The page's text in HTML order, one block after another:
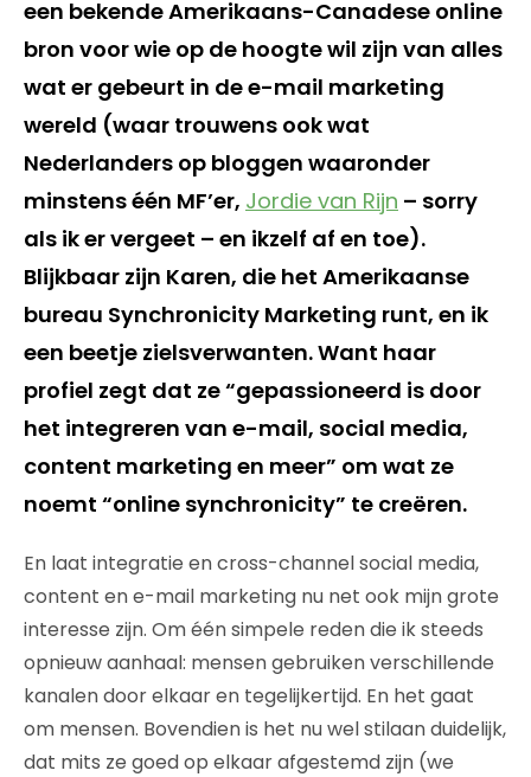
een bekende Amerikaans-Canadese online
bron voor wie op de hoogte wil zijn van alles
wat er gebeurt in de e-mail marketing
wereld (waar trouwens ook wat
Nederlanders op bloggen waaronder
minstens één MF’er, Jordie van Rijn – sorry
als ik er vergeet – en ikzelf af en toe).
Blijkbaar zijn Karen, die het Amerikaanse
bureau Synchronicity Marketing runt, en ik
een beetje zielsverwanten. Want haar
profiel zegt dat ze “gepassioneerd is door
het integreren van e-mail, social media,
content marketing en meer” om wat ze
noemt “online synchronicity” te creëren.
En laat integratie en cross-channel social media,
content en e-mail marketing nu net ook mijn grote
interesse zijn. Om één simpele reden die ik steeds
opnieuw aanhaal: mensen gebruiken verschillende
kanalen door elkaar en tegelijkertijd. En het gaat
om mensen. Bovendien is het nu wel stilaan duidelijk,
dat mits ze goed op elkaar afgestemd zijn (we